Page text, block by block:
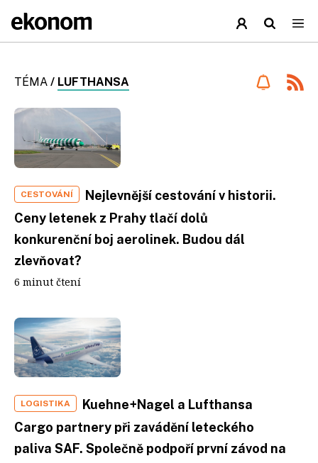
TÉMA / LUFTHANSA
CESTOVÁNÍ
Nejlevnější cestování v historii.
Ceny letenek z Prahy tlačí dolů
konkurenční boj aerolinek. Budou dál
zlevňovat?
6 minut čtení
LOGISTIKA
Kuehne+Nagel a Lufthansa
Cargo partnery při zavádění leteckého
paliva SAF. Společně podpoří první závod na